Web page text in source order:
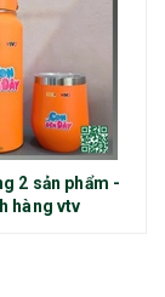
2 sản phẩm -
hàng vtv